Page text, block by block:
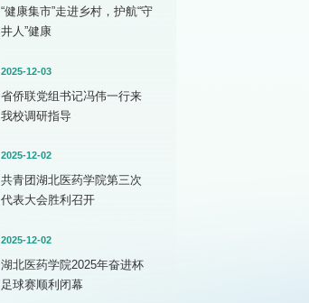
“健康集市”走进乡村，护航“守
井人”健康
2025-12-03
省侨联党组书记冯伟一行来
我校调研指导
2025-12-02
共青团湖北医药学院第三次
代表大会胜利召开
2025-12-02
湖北医药学院2025年奋进杯
足球赛顺利闭幕